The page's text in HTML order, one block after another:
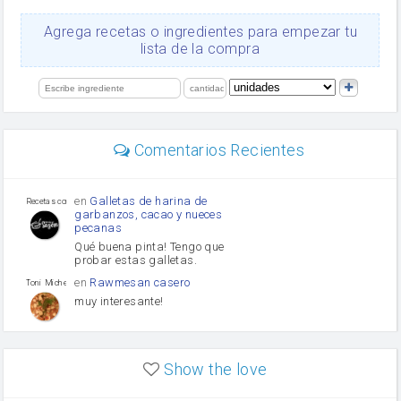
Ajos
Levadura
limón
Agrega recetas o ingredientes para empezar tu
lista de la compra
Comentarios Recientes
Recetas con sazon
en Galletas de harina de
garbanzos, cacao y nueces
pecanas
Qué buena pinta! Tengo que
probar estas galletas.
Toni Michel Caubet
en Rawmesan casero
muy interesante!
enLasaña casera fácil y
Show the love